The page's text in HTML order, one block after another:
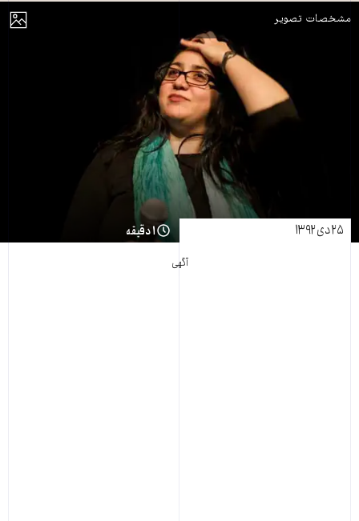
نمایش
مشخصات تصویر
۲۵ دی ۱۳۹۲ ۱ دقیقه
آگهی